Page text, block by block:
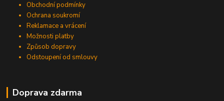
Obchodní podmínky
Ochrana soukromí
Reklamace a vrácení
Možnosti platby
Způsob dopravy
Odstoupení od smlouvy
Doprava zdarma